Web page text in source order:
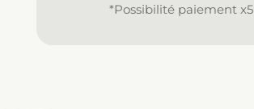
*Possibilité paiement x5